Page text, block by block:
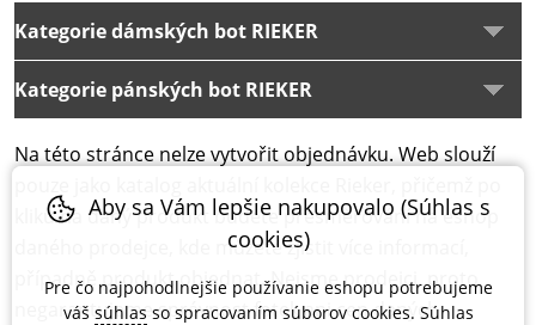
Kategorie dámských bot RIEKER
Kategorie pánských bot RIEKER
Na této stránce nelze vytvořit objednávku. Web slouží
kliku na daný produkt budete přesměrování na eshop
daného prodejce, kde můžete zjistit více informací,
případně produkt objednat. Nejsme prodejci, proto
negarantujeme správnost fotek ani cen daných
Aby sa Vám lepšie nakupovalo (Súhlas s
cookies)
Pre čo najpohodlnejšie používanie eshopu potrebujeme
váš súhlas so spracovaním súborov cookies. Súhlas